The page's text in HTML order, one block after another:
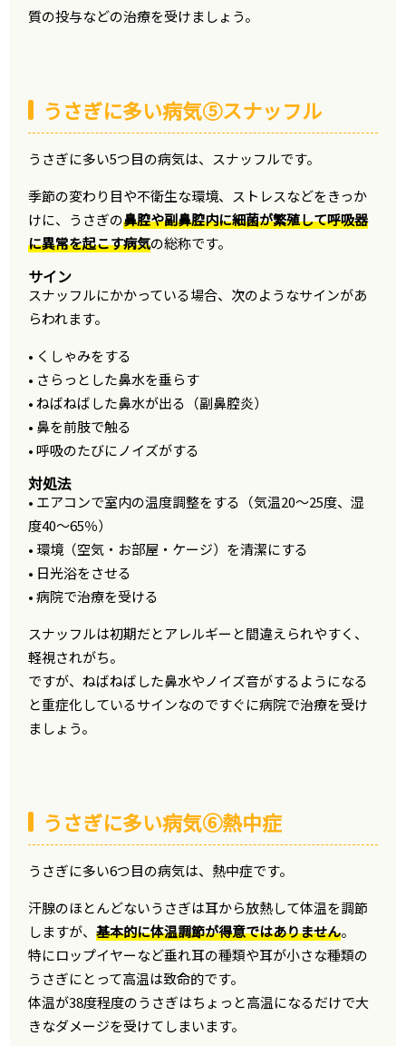
質の投与などの治療を受けましょう。
うさぎに多い病気⑤スナッフル
うさぎに多い5つ目の病気は、スナッフルです。
季節の変わり目や不衛生な環境、ストレスなどをきっか
けに、うさぎの鼻腔や副鼻腔内に細菌が繁殖して呼吸器
に異常を起こす病気の総称です。
サイン
スナッフルにかかっている場合、次のようなサインがあ
らわれます。
• くしゃみをする
• さらっとした鼻水を垂らす
• ねばねばした鼻水が出る（副鼻腔炎）
• 鼻を前肢で触る
• 呼吸のたびにノイズがする
対処法
• エアコンで室内の温度調整をする（気温20～25度、湿
度40～65％）
• 環境（空気・お部屋・ケージ）を清潔にする
• 日光浴をさせる
• 病院で治療を受ける
スナッフルは初期だとアレルギーと間違えられやすく、
軽視されがち。
ですが、ねばねばした鼻水やノイズ音がするようになる
と重症化しているサインなのですぐに病院で治療を受け
ましょう。
うさぎに多い病気⑥熱中症
うさぎに多い6つ目の病気は、熱中症です。
汗腺のほとんどないうさぎは耳から放熱して体温を調節
しますが、基本的に体温調節が得意ではありません。
特にロップイヤーなど垂れ耳の種類や耳が小さな種類の
うさぎにとって高温は致命的です。
体温が38度程度のうさぎはちょっと高温になるだけで大
きなダメージを受けてしまいます。